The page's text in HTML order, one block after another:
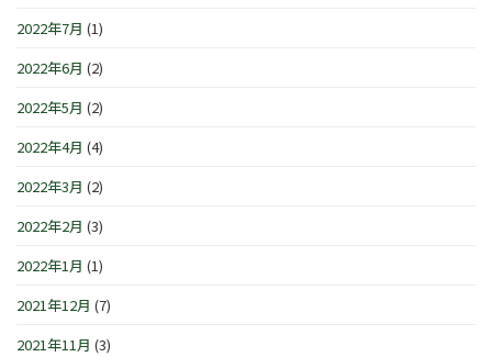
2022年7月 (1)
2022年6月 (2)
2022年5月 (2)
2022年4月 (4)
2022年3月 (2)
2022年2月 (3)
2022年1月 (1)
2021年12月 (7)
2021年11月 (3)